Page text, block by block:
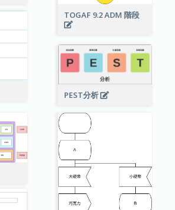
TOGAF 9.2 ADM 階段
PEST分析